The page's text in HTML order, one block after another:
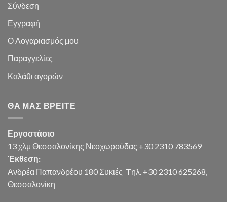
Σύνδεση
Εγγραφή
Ο Λογαριασμός μου
Παραγγελίες
Καλάθι αγορών
ΘΑ ΜΑΣ ΒΡΕΊΤΕ
Εργοστάσιο
13 χλμ Θεσσαλονίκης Νεοχωρούδας +30 2310 783569
Έκθεση:
Ανδρέα Παπανδρέου 180 Συκιές Tηλ. +30 2310 625268,
Θεσσαλονίκη